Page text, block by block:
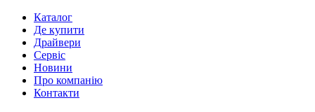
Каталог
Де купити
Драйвери
Сервіс
Новини
Про компанію
Контакти